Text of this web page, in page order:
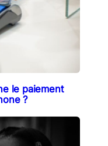
le paiement
?